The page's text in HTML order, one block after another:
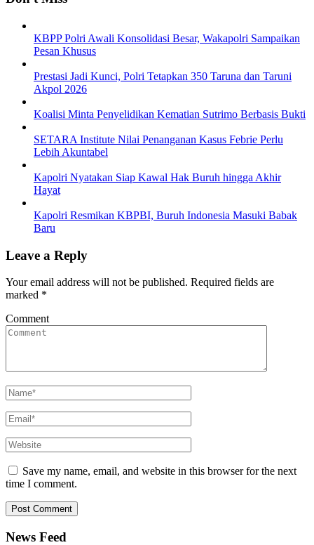
KBPP Polri Awali Konsolidasi Besar, Wakapolri Sampaikan
Pesan Khusus
Prestasi Jadi Kunci, Polri Tetapkan 350 Taruna dan Taruni
Akpol 2026
Koalisi Minta Penyelidikan Kematian Sutrimo Berbasis Bukti
SETARA Institute Nilai Penanganan Kasus Febrie Perlu
Lebih Akuntabel
Kapolri Nyatakan Siap Kawal Hak Buruh hingga Akhir
Hayat
Kapolri Resmikan KBPBI, Buruh Indonesia Masuki Babak
Baru
Leave a Reply
Your email address will not be published. Required fields are
marked *
Comment
Save my name, email, and website in this browser for the next
time I comment.
News Feed